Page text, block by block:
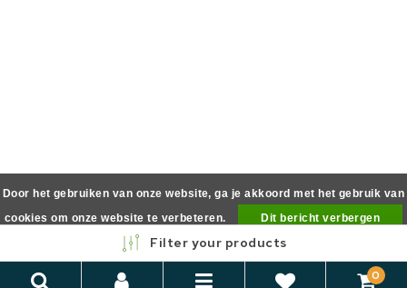
Filter your products
0
Door het gebruiken van onze website, ga je akkoord met het gebruik van
cookies om onze website te verbeteren.
Dit bericht verbergen
Meer over cookies »